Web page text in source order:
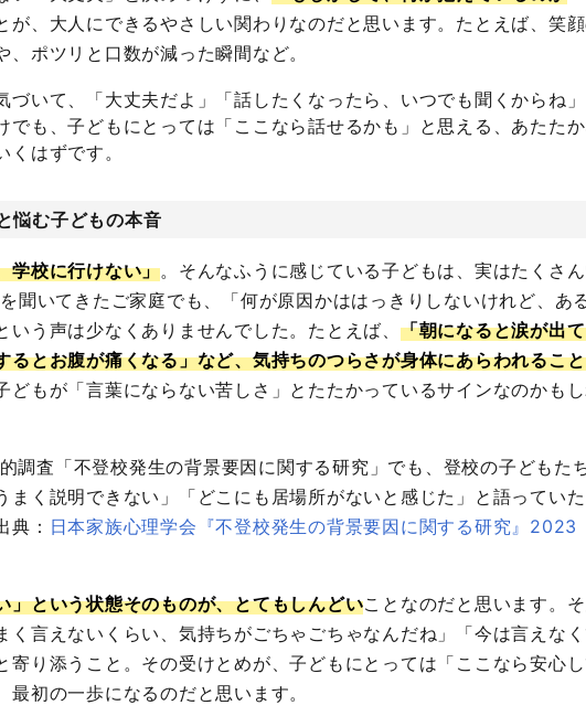
が、大人にできるやさしい関わりなのだと思います。たとえば、笑
ポツリと口数が減った瞬間など。
づいて、「大丈夫だよ」「話したくなったら、いつでも聞くからね」
でも、子どもにとっては「ここなら話せるかも」と思える、あたた
はずです。
悩む子どもの本音
学校に行けない」。そんなふうに感じている子どもは、実はたくさ
聞いてきたご家庭でも、「何が原因かははっきりしないけれど、あ
いう声は少なくありませんでした。たとえば、 「朝になると涙が出
るとお腹が痛くなる」など、気持ちのつらさが身体にあらわれるこ
どもが「言葉にならない苦しさ」とたたかっているサインなのかも
調査「不登校発生の背景要因に関する研究」でも、登校の子どもた
まく説明できない」「どこにも居場所がないと感じた」と語っていた
典： 日本家族心理学会『不登校発生の背景要因に関する研究』2023
」という状態そのものが、とてもしんどいことなのだと思います。
く言えないくらい、気持ちがごちゃごちゃなんだね」「今は言えなく
寄り添うこと。その受けとめが、子どもにとっては「ここなら安心し
初の一歩になるのだと思います。